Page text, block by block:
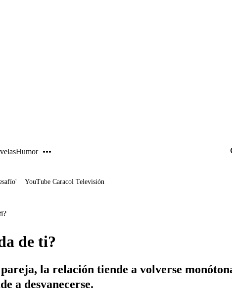
Humor
YouTube Caracol Televisión
de ti?
la relación tiende a volverse
a desvanecerse.